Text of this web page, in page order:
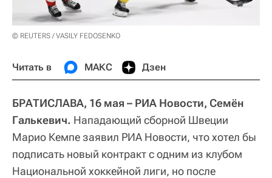
© REUTERS / VASILY FEDOSENKO
Читать в МАКС Дзен
БРАТИСЛАВА, 16 мая – РИА Новости, Семён
Галькевич. Нападающий сборной Швеции
Марио Кемпе заявил РИА Новости, что хотел бы
подписать новый контракт с одним из клубом
Национальной хоккейной лиги, но после